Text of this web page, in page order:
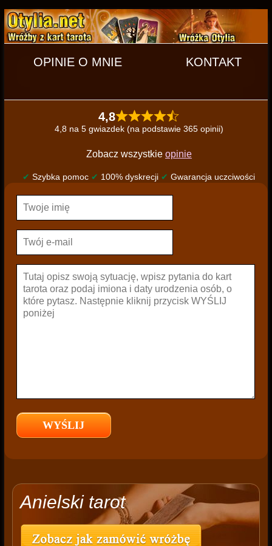
OPINIE O MNIE KONTAKT
4,8
4,8 na 5 gwiazdek (na podstawie 365 opinii)
Zobacz wszystkie opinie
✔ Szybka pomoc ✔ 100% dyskrecji ✔ Gwarancja uczciwości
Anielski tarot